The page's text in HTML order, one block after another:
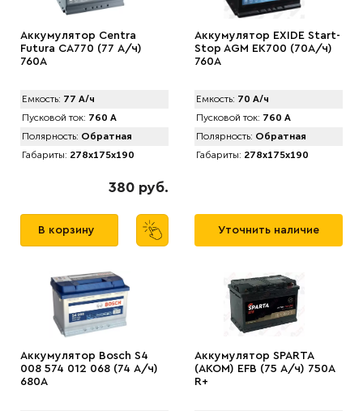
Аккумулятор Centra
Futura CA770 (77 А/ч)
760A
Емкость: 77 А/ч
Пусковой ток: 760 А
Полярность: Обратная
Габариты: 278x175x190
380 руб.
В корзину
Аккумулятор EXIDE Start-
Stop AGM EK700 (70А/ч)
760A
Емкость: 70 А/ч
Пусковой ток: 760 А
Полярность: Обратная
Габариты: 278x175x190
Уточнить наличие
Аккумулятор Bosch S4
008 574 012 068 (74 А/ч)
680A
Аккумулятор SPARTA
(АKOM) EFB (75 А/ч) 750A
R+